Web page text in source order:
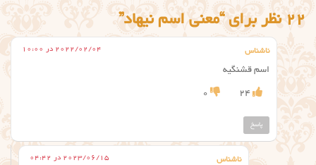
22 نظر برای “معنی اسم نیهاد”
ناشناس 2022/02/04 در 10:00
اسم قشنگیه
24
0
پاسخ
ناشناس 2023/06/15 در 04:42